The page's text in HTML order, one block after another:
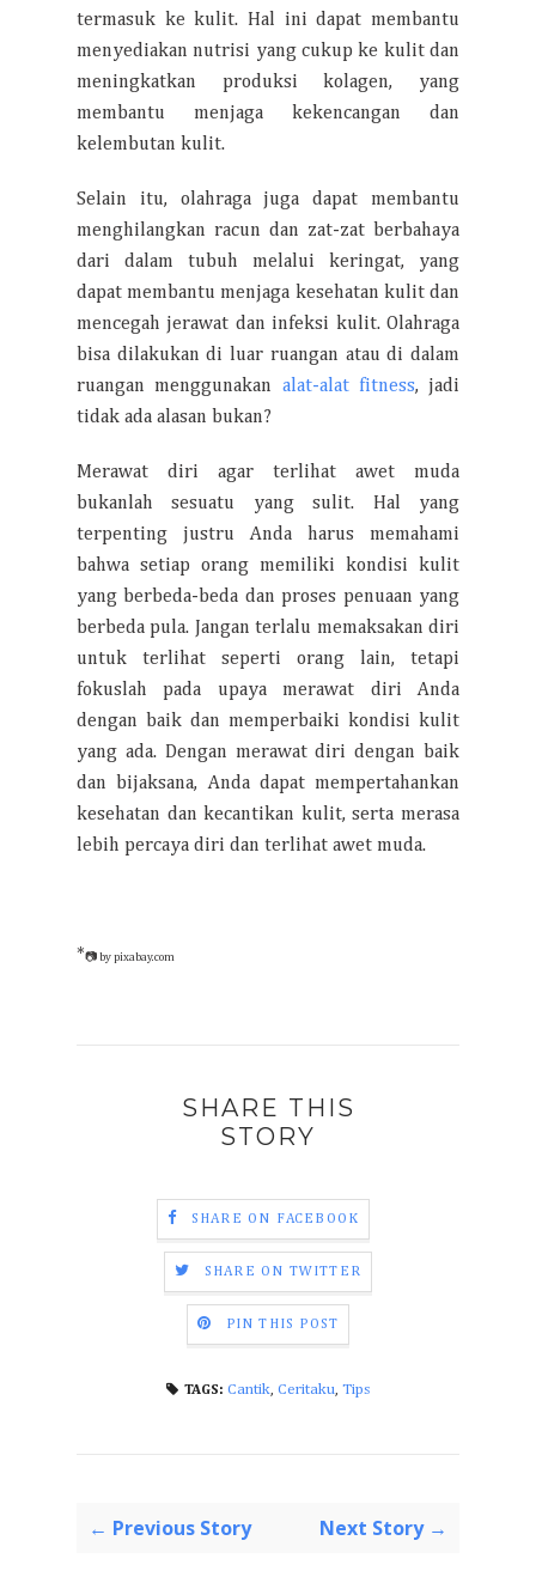
termasuk ke kulit. Hal ini dapat membantu
menyediakan nutrisi yang cukup ke kulit dan
meningkatkan produksi kolagen, yang
membantu menjaga kekencangan dan
kelembutan kulit.
Selain itu, olahraga juga dapat membantu
menghilangkan racun dan zat-zat berbahaya
dari dalam tubuh melalui keringat, yang
dapat membantu menjaga kesehatan kulit dan
mencegah jerawat dan infeksi kulit. Olahraga
bisa dilakukan di luar ruangan atau di dalam
ruangan menggunakan alat-alat fitness, jadi
tidak ada alasan bukan?
Merawat diri agar terlihat awet muda
bukanlah sesuatu yang sulit. Hal yang
terpenting justru Anda harus memahami
bahwa setiap orang memiliki kondisi kulit
yang berbeda-beda dan proses penuaan yang
berbeda pula. Jangan terlalu memaksakan diri
untuk terlihat seperti orang lain, tetapi
fokuslah pada upaya merawat diri Anda
dengan baik dan memperbaiki kondisi kulit
yang ada. Dengan merawat diri dengan baik
dan bijaksana, Anda dapat mempertahankan
kesehatan dan kecantikan kulit, serta merasa
lebih percaya diri dan terlihat awet muda.
*📷 by pixabay.com
SHARE THIS
STORY
SHARE ON FACEBOOK
SHARE ON TWITTER
PIN THIS POST
TAGS: Cantik, Ceritaku, Tips
← Previous Story Next Story →